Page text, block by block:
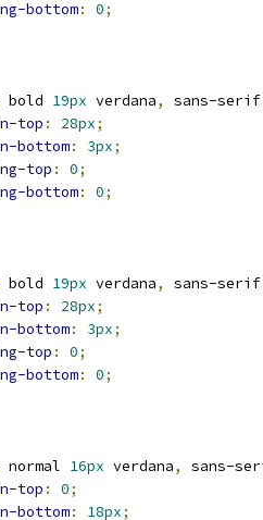
bottom: 0;
bold 19px verdana, sans-serif
top : 28px;
bottom: 3px;
top : 0;
bottom: 0;
bold 19px verdana,
sans-
top : 28px;
bottom: 3px;
top : 0;
bottom: 0;
normal 16px verdana,
sans-
top : 0;
bottom: 18px;